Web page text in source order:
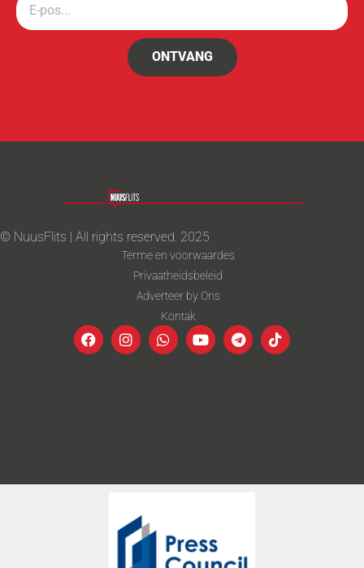
ONTVANG
© NuusFlits | All rights reserved. 2025
Terme en voorwaardes
Privaatheidsbeleid
Adverteer by Ons
Kontak